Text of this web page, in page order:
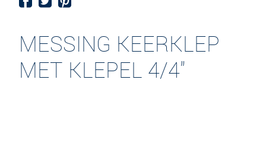
MESSING KEERKLEP
MET KLEPEL 4/4"